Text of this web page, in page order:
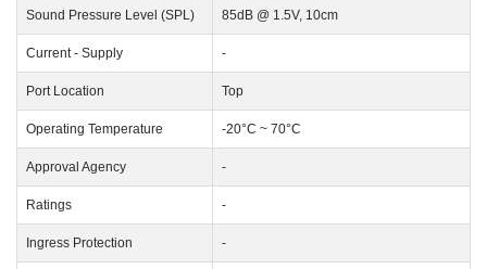
Sound Pressure Level (SPL) 85dB @ 1.5V, 10cm
Current - Supply -
Port Location Top
Operating Temperature -20°C ~ 70°C
Approval Agency -
Ratings -
Ingress Protection -